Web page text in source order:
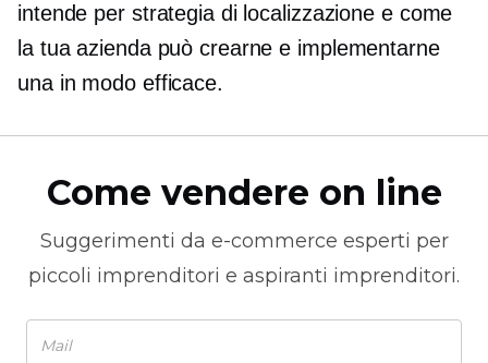
intende per strategia di localizzazione e come
la tua azienda può crearne e implementarne
una in modo efficace.
Come vendere on line
Suggerimenti da e-commerce esperti per
piccoli imprenditori e aspiranti imprenditori.